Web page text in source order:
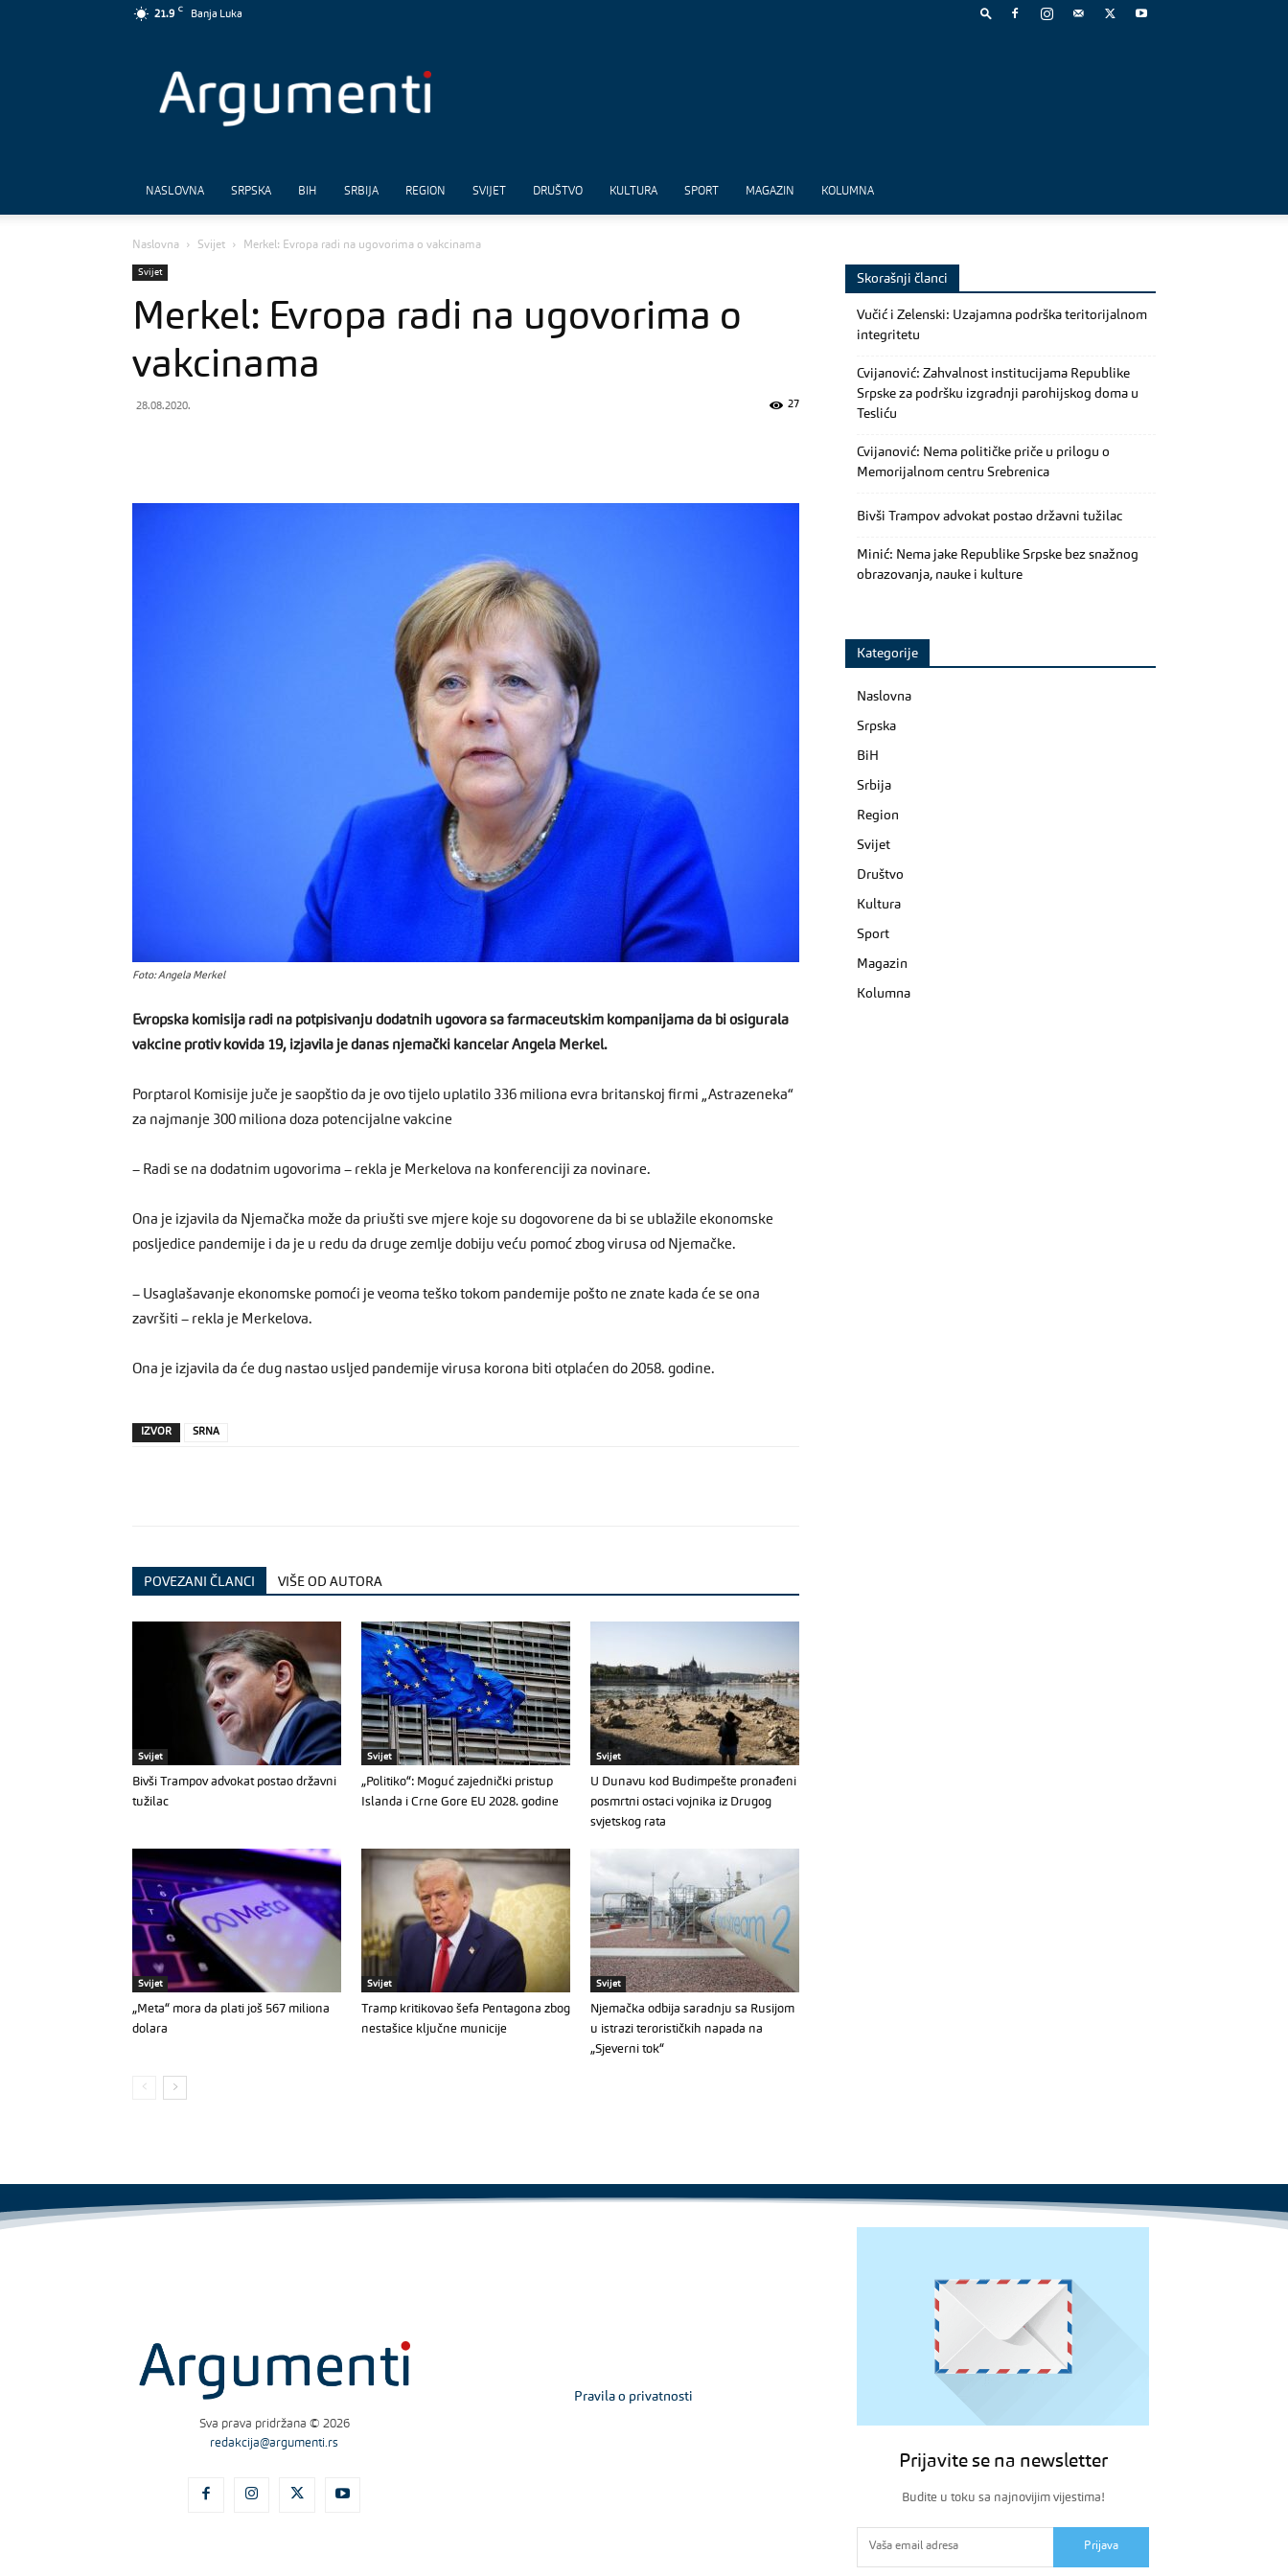
21.9
C
Banja Luka
NASLOVNA SRPSKA BIH SRBIJA REGION SVIJET DRUŠTVO KULTURA SPORT MAGAZIN KOLUMNA
Naslovna Svijet Merkel: Evropa radi na ugovorima o vakcinama
Svijet
Merkel: Evropa radi na ugovorima o
vakcinama
28.08.2020. 27
Foto: Angela Merkel
Evropska komisija radi na potpisivanju dodatnih ugovora sa farmaceutskim kompanijama da bi osigurala
vakcine protiv kovida 19, izjavila je danas njemački kancelar Angela Merkel.
Porptarol Komisije juče je saopštio da je ovo tijelo uplatilo 336 miliona evra britanskoj firmi „Astrazeneka“
za najmanje 300 miliona doza potencijalne vakcine
– Radi se na dodatnim ugovorima – rekla je Merkelova na konferenciji za novinare.
Ona je izjavila da Njemačka može da priušti sve mjere koje su dogovorene da bi se ublažile ekonomske
posljedice pandemije i da je u redu da druge zemlje dobiju veću pomoć zbog virusa od Njemačke.
– Usaglašavanje ekonomske pomoći je veoma teško tokom pandemije pošto ne znate kada će se ona
završiti – rekla je Merkelova.
Ona je izjavila da će dug nastao usljed pandemije virusa korona biti otplaćen do 2058. godine.
IZVOR SRNA
POVEZANI ČLANCI VIŠE OD AUTORA
Svijet
Bivši Trampov advokat postao državni
tužilac
Svijet
„Politiko“: Moguć zajednički pristup
Islanda i Crne Gore EU 2028. godine
Svijet
U Dunavu kod Budimpešte pronađeni
posmrtni ostaci vojnika iz Drugog
svjetskog rata
Svijet
„Meta“ mora da plati još 567 miliona
dolara
Svijet
Tramp kritikovao šefa Pentagona zbog
nestašice ključne municije
Svijet
Njemačka odbija saradnju sa Rusijom
u istrazi terorističkih napada na
„Sjeverni tok“
Skorašnji članci
Vučić i Zelenski: Uzajamna podrška teritorijalnom
integritetu
Cvijanović: Zahvalnost institucijama Republike
Srpske za podršku izgradnji parohijskog doma u
Tesliću
Cvijanović: Nema političke priče u prilogu o
Memorijalnom centru Srebrenica
Bivši Trampov advokat postao državni tužilac
Minić: Nema jake Republike Srpske bez snažnog
obrazovanja, nauke i kulture
Kategorije
Naslovna
Srpska
BiH
Srbija
Region
Svijet
Društvo
Kultura
Sport
Magazin
Kolumna
Sva prava pridržana © 2026
redakcija@argumenti.rs
Pravila o privatnosti
Prijavite se na newsletter
Budite u toku sa najnovijim vijestima!
Prijava